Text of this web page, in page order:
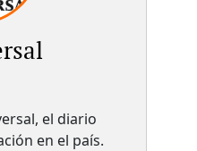
el diario
en el país.​